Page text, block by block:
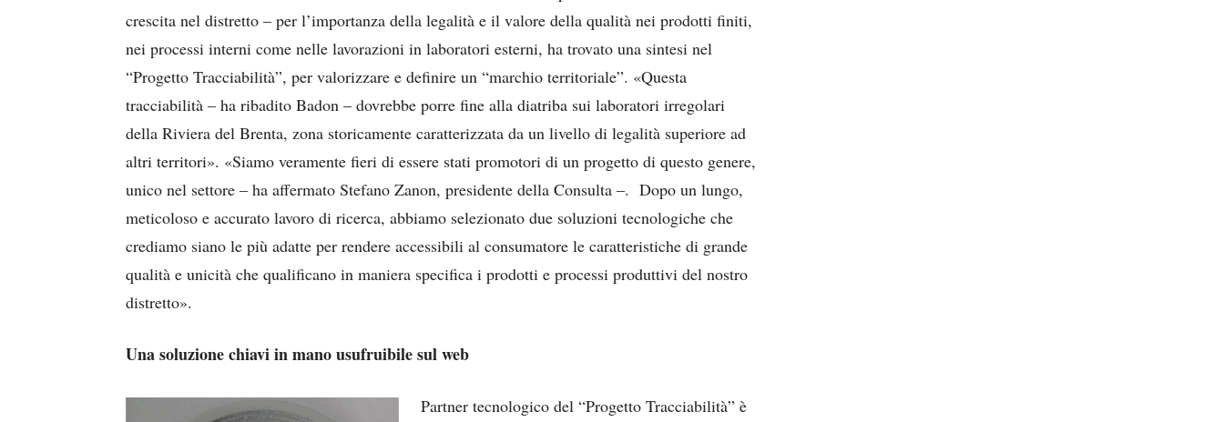
crescita nel distretto – per l’importanza della legalità e il valore della qualità nei prodotti finiti,
nei processi interni come nelle lavorazioni in laboratori esterni, ha trovato una sintesi nel
“Progetto Tracciabilità”, per valorizzare e definire un “marchio territoriale”. «Questa
tracciabilità – ha ribadito Badon – dovrebbe porre fine alla diatriba sui laboratori irregolari
della Riviera del Brenta, zona storicamente caratterizzata da un livello di legalità superiore ad
altri territori». «Siamo veramente fieri di essere stati promotori di un progetto di questo genere,
unico nel settore – ha affermato Stefano Zanon, presidente della Consulta –. Dopo un lungo,
meticoloso e accurato lavoro di ricerca, abbiamo selezionato due soluzioni tecnologiche che
crediamo siano le più adatte per rendere accessibili al consumatore le caratteristiche di grande
qualità e unicità che qualificano in maniera specifica i prodotti e processi produttivi del nostro
distretto».
Una soluzione chiavi in mano usufruibile sul web
Partner tecnologico del “Progetto Tracciabilità” è